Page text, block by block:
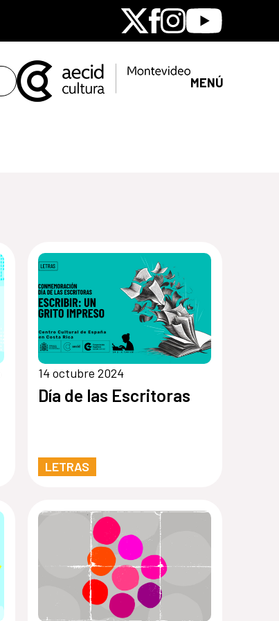
X Facebook
Instagram
Youtube
MENÚ
14 octubre 2024
Día de las Escritoras
LETRAS